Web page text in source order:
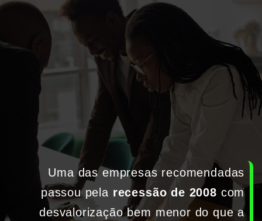
Uma das empresas recomendadas
passou pela recessão de 2008 com
desvalorização bem menor do que a